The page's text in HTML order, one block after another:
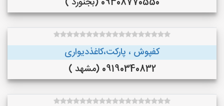
کفپوش ، پارکت،کاغذدیواری
09190340832 (مشهد )